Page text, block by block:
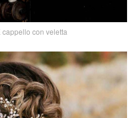
cappello con veletta